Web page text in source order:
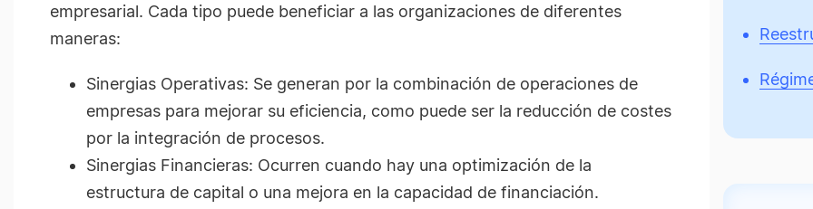
empresarial. Cada tipo puede beneficiar a las organizaciones de diferentes
maneras:
Sinergias Operativas: Se generan por la combinación de operaciones de
empresas para mejorar su eficiencia, como puede ser la reducción de costes
por la integración de procesos.
Sinergias Financieras: Ocurren cuando hay una optimización de la
estructura de capital o una mejora en la capacidad de financiación.